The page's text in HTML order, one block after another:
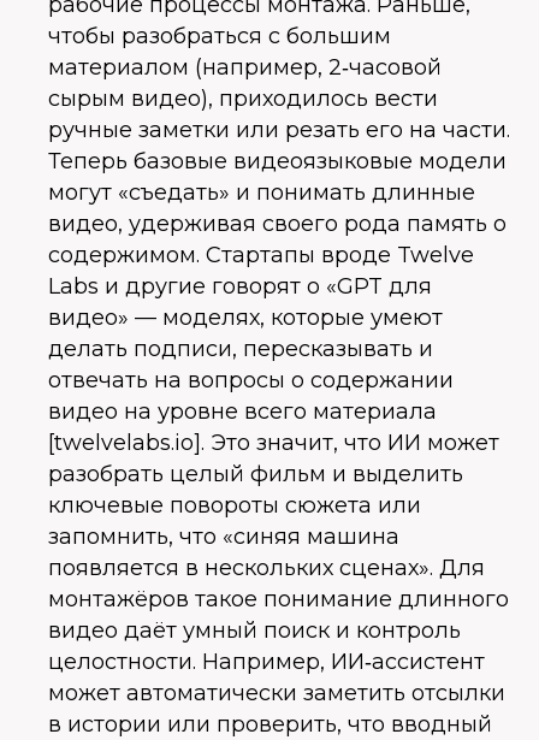
чтобы разобраться с большим
материалом (например, 2‑часовой
сырым видео), приходилось вести
ручные заметки или резать его на части.
Теперь базовые видеоязыковые модели
могут «съедать» и понимать длинные
видео, удерживая своего рода память о
содержимом. Стартапы вроде Twelve
Labs и другие говорят о «GPT для
видео» — моделях, которые умеют
делать подписи, пересказывать и
отвечать на вопросы о содержании
видео на уровне всего материала
[twelvelabs.io]. Это значит, что ИИ может
разобрать целый фильм и выделить
ключевые повороты сюжета или
запомнить, что «синяя машина
появляется в нескольких сценах». Для
монтажёров такое понимание длинного
видео даёт умный поиск и контроль
целостности. Например, ИИ‑ассистент
может автоматически заметить отсылки
в истории или проверить, что вводный